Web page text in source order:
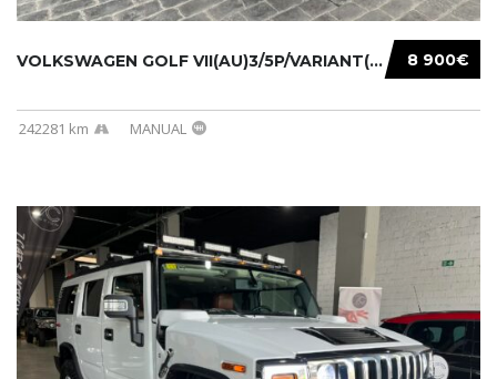
8 900€
VOLKSWAGEN GOLF VII(AU)3/5P/VARIANT(12-16 20...
242281 km MANUAL